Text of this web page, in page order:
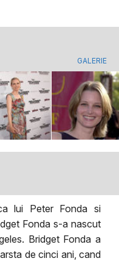
GALERIE
lui Peter Fonda si
Fonda s-a nascut
Bridget Fonda a
de cinci ani, cand